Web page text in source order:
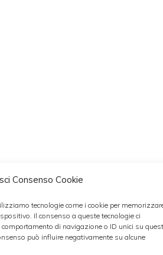
Consenso Cookie
tecnologie come i cookie per
Il consenso a queste tecnologie ci
di navigazione o ID unici su
può influire negativamente su alcune
kiwidovete come prima cosa
abbastanza affilato. In